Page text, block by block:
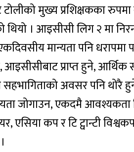
मुख्य प्रशिक्षकका
। आइसीसी लिग २ मा
मान्यता पनि धरापमा
प्राप्त हुने, आर्थिक
सहभागिताको अवसर पनि
जोगाउन, एकदमै आवश्यकता
कप र टि ट्वान्टी